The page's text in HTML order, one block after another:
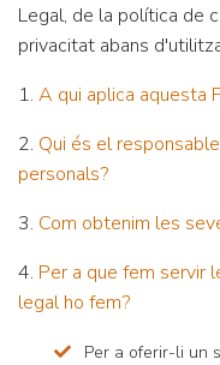
Legal, de la política de
privacitat abans
1. A qui aplica aquesta
2. Qui és el
personals?
3. Com obtenim les
4. Per a que fem servir
legal ho fem?
Per a oferir-li un